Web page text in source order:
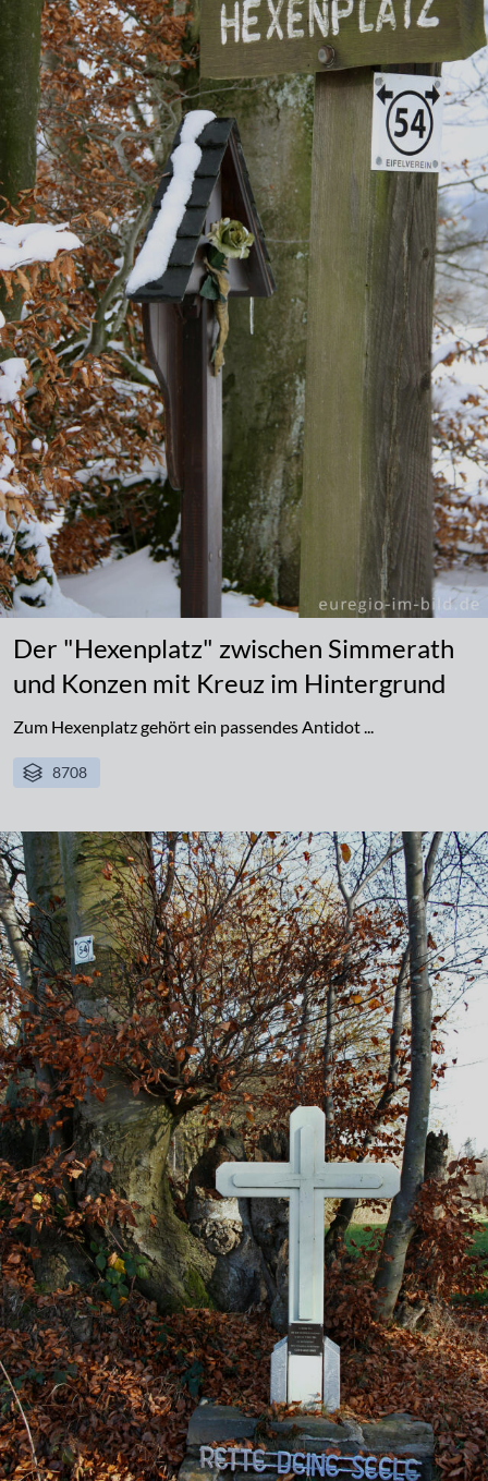
Der "Hexenplatz" zwischen Simmerath
und Konzen mit Kreuz im Hintergrund
Zum Hexenplatz gehört ein passendes Antidot ...
8708